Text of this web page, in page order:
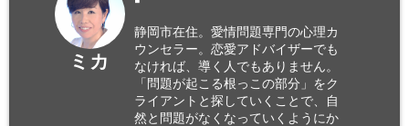
ミカ
静岡市在住。愛情問題専門の心理カ
ウンセラー。恋愛アドバイザーでも
なければ、導く人でもありません。
「問題が起こる根っこの部分」をク
ライアントと探していくことで、自
然と問題がなくなっていくようにか